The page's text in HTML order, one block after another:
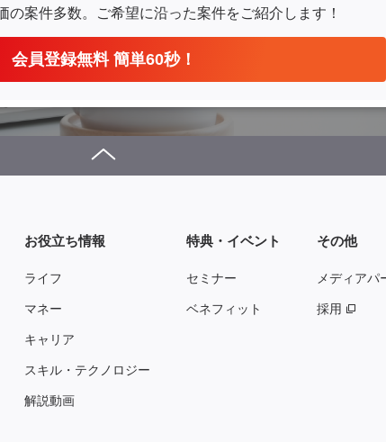
の案件多数。 ご希望に沿った案件をご紹介します！
会員登録無料 簡単60秒！
お役立ち情報
ライフ
マネー
キャリア
スキル・テクノロジー
解説動画
特典・イベント
セミナー
ベネフィット
その他
メディアパ
採用